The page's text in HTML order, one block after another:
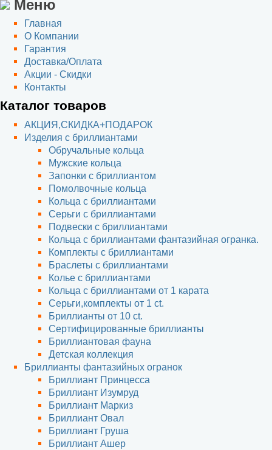
Меню
Главная
О Компании
Гарантия
Доставка/Оплата
Акции - Скидки
Контакты
Каталог товаров
АКЦИЯ,СКИДКА+ПОДАРОК
Изделия с бриллиантами
Обручальные кольца
Мужские кольца
Запонки с бриллиантом
Помолвочные кольца
Кольца с бриллиантами
Серьги с бриллиантами
Подвески с бриллиантами
Кольца с бриллиантами фантазийная огранка.
Комплекты с бриллиантами
Браслеты с бриллиантами
Колье с бриллиантами
Кольца с бриллиантами от 1 карата
Серьги,комплекты от 1 ct.
Бриллианты от 10 ct.
Сертифицированные бриллианты
Бриллиантовая фауна
Детская коллекция
Бриллианты фантазийных огранок
Бриллиант Принцесса
Бриллиант Изумруд
Бриллиант Маркиз
Бриллиант Овал
Бриллиант Груша
Бриллиант Ашер